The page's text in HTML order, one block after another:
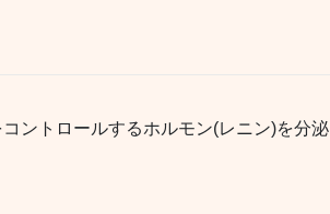
ントロールするホルモン(レニン)を分泌